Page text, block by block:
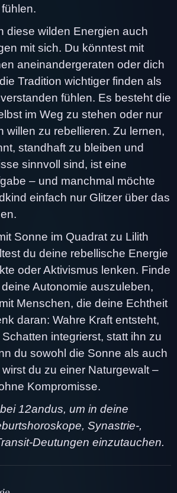
diese wilden Energien auch
mit sich. Du könntest mit
aneinandergeraten oder dich
Tradition wichtiger finden als
fühlen. Es besteht die
im Weg zu stehen oder nur
willen zu rebellieren. Zu lernen,
standhaft zu bleiben und
sinnvoll sind, ist eine
– und manchmal möchte
einfach nur Glitzer über das
Sonne im Quadrat zu Lilith
du deine rebellische Energie
oder Aktivismus lenken. Finde
Autonomie auszuleben,
Menschen, die deine Echtheit
daran: Wahre Kraft entsteht,
integrierst, statt ihn zu
du sowohl die Sonne als auch
du zu einer Naturgewalt –
Kompromisse.
12andus, um in deine
Synastrie-,
Deutungen einzutauchen.